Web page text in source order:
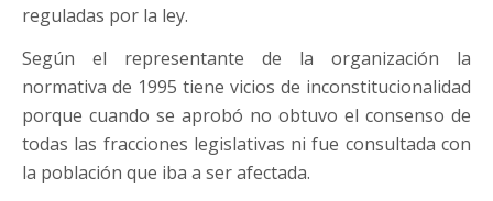
reguladas por la ley.
Según el representante de la organización la
normativa de 1995 tiene vicios de inconstitucionalidad
porque cuando se aprobó no obtuvo el consenso de
todas las fracciones legislativas ni fue consultada con
la población que iba a ser afectada.